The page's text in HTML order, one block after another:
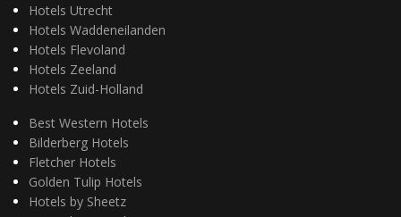
Hotels Utrecht
Hotels Waddeneilanden
Hotels Flevoland
Hotels Zeeland
Hotels Zuid-Holland
Best Western Hotels
Bilderberg Hotels
Fletcher Hotels
Golden Tulip Hotels
Hotels by Sheetz